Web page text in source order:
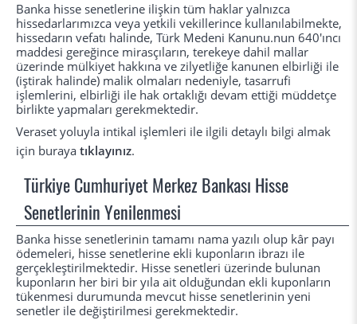
Banka hisse senetlerine ilişkin tüm haklar yalnızca
hissedarlarımızca veya yetkili vekillerince kullanılabilmekte,
hissedarın vefatı halinde, Türk Medeni Kanunu.nun 640'ıncı
maddesi gereğince mirasçıların, terekeye dahil mallar
üzerinde mülkiyet hakkına ve zilyetliğe kanunen elbirliği ile
(iştirak halinde) malik olmaları nedeniyle, tasarrufi
işlemlerini, elbirliği ile hak ortaklığı devam ettiği müddetçe
birlikte yapmaları gerekmektedir.
Veraset yoluyla intikal işlemleri ile ilgili detaylı bilgi almak
için burayatıklayınız.
Türkiye Cumhuriyet Merkez Bankası Hisse
Senetlerinin Yenilenmesi
Banka hisse senetlerinin tamamı nama yazılı olup kâr payı
ödemeleri, hisse senetlerine ekli kuponların ibrazı ile
gerçekleştirilmektedir. Hisse senetleri üzerinde bulunan
kuponların her biri bir yıla ait olduğundan ekli kuponların
tükenmesi durumunda mevcut hisse senetlerinin yeni
senetler ile değiştirilmesi gerekmektedir.